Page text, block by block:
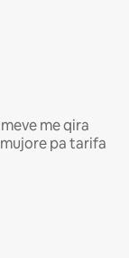
me qira
pa tarifa